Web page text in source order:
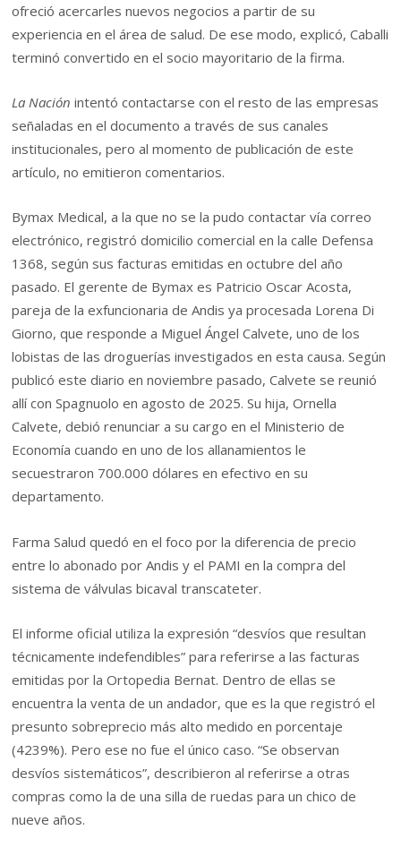
ofreció acercarles nuevos negocios a partir de su
experiencia en el área de salud. De ese modo, explicó, Caballi
terminó convertido en el socio mayoritario de la firma.
La Nación intentó contactarse con el resto de las empresas
señaladas en el documento a través de sus canales
institucionales, pero al momento de publicación de este
artículo, no emitieron comentarios.
Bymax Medical, a la que no se la pudo contactar vía correo
electrónico, registró domicilio comercial en la calle Defensa
1368, según sus facturas emitidas en octubre del año
pasado. El gerente de Bymax es Patricio Oscar Acosta,
pareja de la exfuncionaria de Andis ya procesada Lorena Di
Giorno, que responde a Miguel Ángel Calvete, uno de los
lobistas de las droguerías investigados en esta causa. Según
publicó este diario en noviembre pasado, Calvete se reunió
allí con Spagnuolo en agosto de 2025. Su hija, Ornella
Calvete, debió renunciar a su cargo en el Ministerio de
Economía cuando en uno de los allanamientos le
secuestraron 700.000 dólares en efectivo en su
departamento.
Farma Salud quedó en el foco por la diferencia de precio
entre lo abonado por Andis y el PAMI en la compra del
sistema de válvulas bicaval transcateter.
El informe oficial utiliza la expresión “desvíos que resultan
técnicamente indefendibles” para referirse a las facturas
emitidas por la Ortopedia Bernat. Dentro de ellas se
encuentra la venta de un andador, que es la que registró el
presunto sobreprecio más alto medido en porcentaje
(4239%). Pero ese no fue el único caso. “Se observan
desvíos sistemáticos”, describieron al referirse a otras
compras como la de una silla de ruedas para un chico de
nueve años.